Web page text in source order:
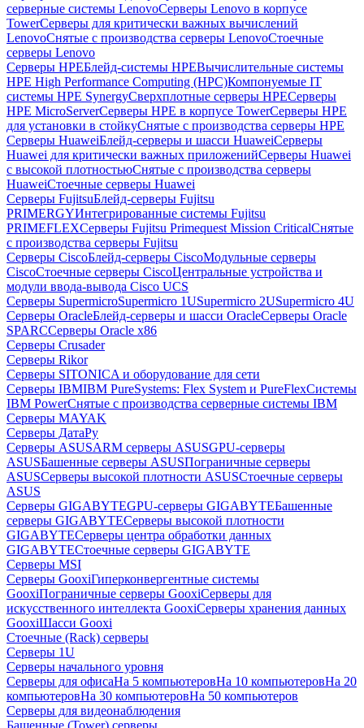
серверные системы LenovoСерверы Lenovo в корпусе
TowerСерверы для критически важных вычислений
LenovoСнятые с производства серверы LenovoСтоечные
серверы Lenovo
Серверы HPEБлейд-системы HPEВычислительные системы
HPE High Performance Computing (HPC)Компонуемые IT
системы HPE SynergyСверхплотные серверы HPEСерверы
HPE MicroServerСерверы HPE в корпусе TowerСерверы HPE
для установки в стойкуСнятые с производства серверы HPE
Серверы HuaweiБлейд-серверы и шасси HuaweiСерверы
Huawei для критически важных приложенийСерверы Huawei
с высокой плотностьюСнятые с производства серверы
HuaweiСтоечные серверы Huawei
Серверы FujitsuБлейд-серверы Fujitsu
PRIMERGYИнтегрированные системы Fujitsu
PRIMEFLEXСерверы Fujitsu Primequest Mission CriticalСнятые
с производства серверы Fujitsu
Серверы CiscoБлейд-серверы CiscoМодульные серверы
CiscoСтоечные серверы CiscoЦентральные устройства и
модули ввода-вывода Cisco UCS
Серверы SupermicroSupermicro 1USupermicro 2USupermicro 4U
Серверы OracleБлейд-серверы и шасси OracleСерверы Oracle
SPARCСерверы Oracle x86
Серверы Crusader
Серверы Rikor
Серверы SITONICA и оборудование для сети
Серверы IBMIBM PureSystems: Flex System и PureFlexСистемы
IBM PowerСнятые с производства серверные системы IBM
Серверы MAYAK
Серверы ДатаРу
Серверы ASUSARM серверы ASUSGPU-серверы
ASUSБашенные серверы ASUSПограничные серверы
ASUSСерверы высокой плотности ASUSСтоечные серверы
ASUS
Серверы GIGABYTEGPU-серверы GIGABYTEБашенные
серверы GIGABYTEСерверы высокой плотности
GIGABYTEСерверы центра обработки данных
GIGABYTEСтоечные серверы GIGABYTE
Серверы MSI
Серверы GooxiГиперконвергентные системы
GooxiПограничные серверы GooxiСерверы для
искусственного интеллекта GooxiСерверы хранения данных
GooxiШасси Gooxi
Стоечные (Rack) серверы
Серверы 1U
Серверы начального уровня
Серверы для офисаНа 5 компьютеровНа 10 компьютеровНа 20
компьютеровНа 30 компьютеровНа 50 компьютеров
Серверы для видеонаблюдения
Башенные (Tower) серверы